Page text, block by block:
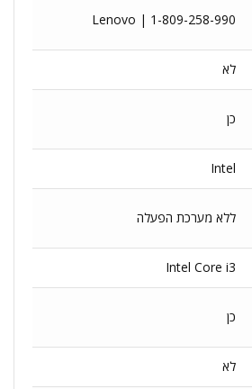
Lenovo | 1-809-258-990
לא
כן
Intel
ללא מערכת הפעלה
Intel Core i3
כן
לא